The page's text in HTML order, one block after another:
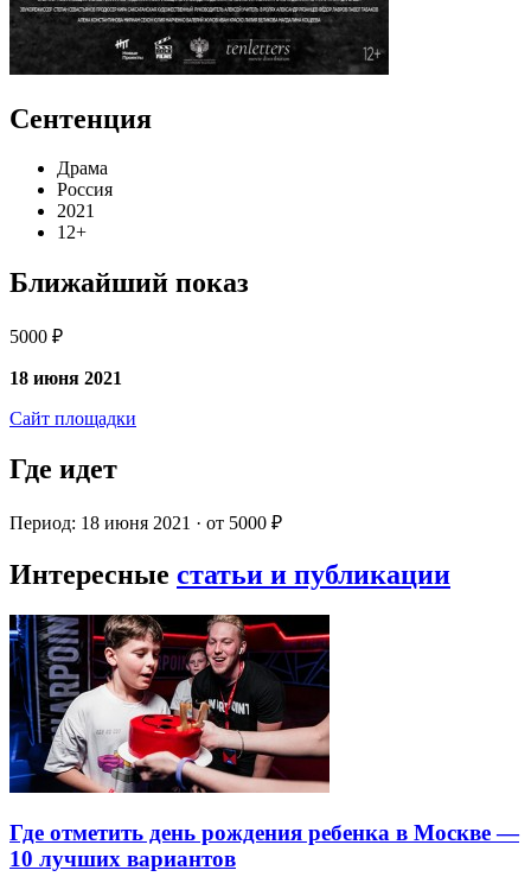
Сентенция
Драма
Россия
2021
12+
Ближайший показ
5000 ₽
18 июня 2021
Сайт площадки
Где идет
Период: 18 июня 2021 · от 5000 ₽
Интересные статьи и публикации
Где отметить день рождения ребенка в Москве —
10 лучших вариантов